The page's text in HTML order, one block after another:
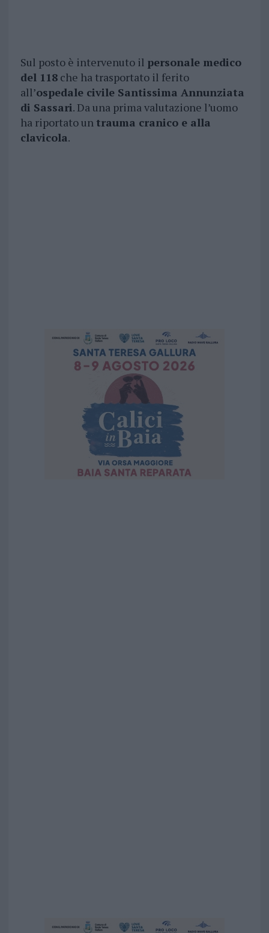
Sul posto è intervenuto il personale medico
del 118che ha trasportato il ferito
all’ospedale civile Santissima Annunziata
di Sassari. Da una prima valutazione l’uomo
ha riportato un trauma cranico e alla
clavicola.